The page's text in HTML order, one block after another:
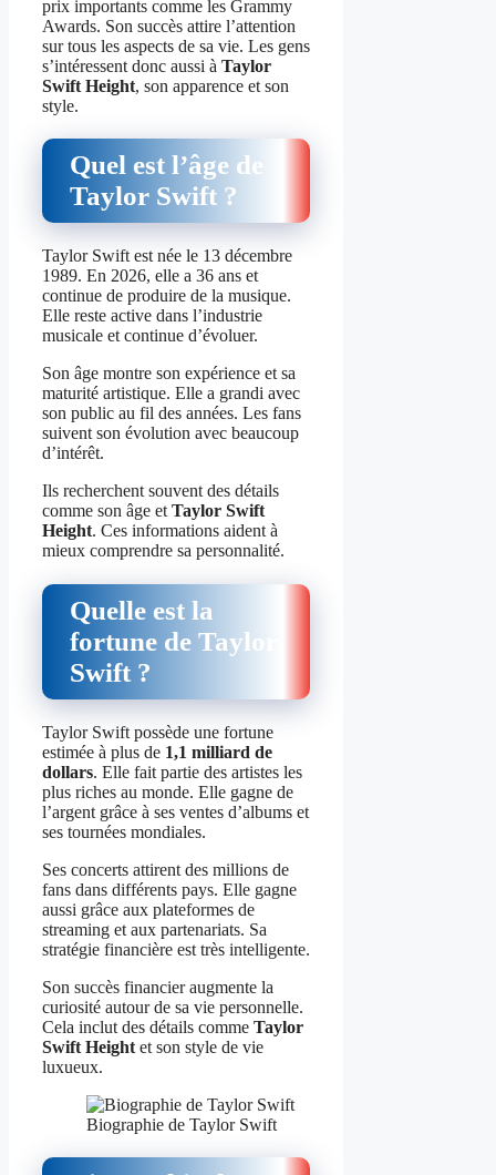
prix importants comme les Grammy
Awards. Son succès attire l’attention
sur tous les aspects de sa vie. Les gens
s’intéressent donc aussi à Taylor
Swift Height, son apparence et son
style.
Quel est l’âge de
Taylor Swift ?
Taylor Swift est née le 13 décembre
1989. En 2026, elle a 36 ans et
continue de produire de la musique.
Elle reste active dans l’industrie
musicale et continue d’évoluer.
Son âge montre son expérience et sa
maturité artistique. Elle a grandi avec
son public au fil des années. Les fans
suivent son évolution avec beaucoup
d’intérêt.
Ils recherchent souvent des détails
comme son âge et Taylor Swift
Height. Ces informations aident à
mieux comprendre sa personnalité.
Quelle est la
fortune de Taylor
Swift ?
Taylor Swift possède une fortune
estimée à plus de 1,1 milliard de
dollars. Elle fait partie des artistes les
plus riches au monde. Elle gagne de
l’argent grâce à ses ventes d’albums et
ses tournées mondiales.
Ses concerts attirent des millions de
fans dans différents pays. Elle gagne
aussi grâce aux plateformes de
streaming et aux partenariats. Sa
stratégie financière est très intelligente.
Son succès financier augmente la
curiosité autour de sa vie personnelle.
Cela inclut des détails comme Taylor
Swift Height et son style de vie
luxueux.
Biographie de Taylor Swift